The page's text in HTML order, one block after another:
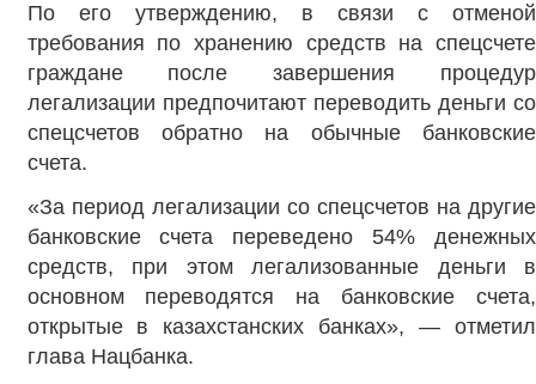
По его утверждению, в связи с отменой
требования по хранению средств на спецсчете
граждане после завершения процедур
легализации предпочитают переводить деньги со
спецсчетов обратно на обычные банковские
счета.
«За период легализации со спецсчетов на другие
банковские счета переведено 54% денежных
средств, при этом легализованные деньги в
основном переводятся на банковские счета,
открытые в казахстанских банках», — отметил
глава Нацбанка.